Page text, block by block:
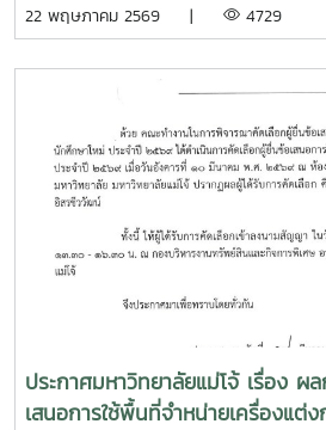
51)ทำเนียบแถบสีครุยวิทยฐานะ และสีปร
22 พฤษภาคม 2569 | 4729
ประกาศมหาวิทยาลัยแม่โจ้ เรื่อง ผ
เสนอการใช้พื้นที่จำหน่ายเครื่องแต่